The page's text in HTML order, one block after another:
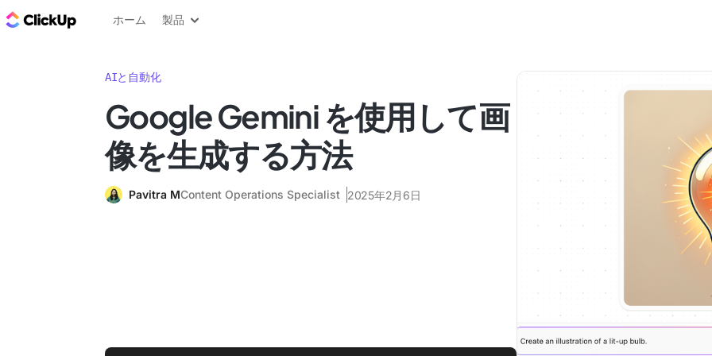
ClickUp ブログ
ホーム 製品
AIと自動化
Google Gemini を使用して画
像を生成する方法
Pavitra MContent Operations Specialist 2025年2月6日